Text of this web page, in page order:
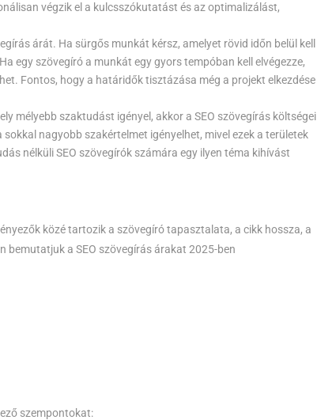
végzik el a kulcsszókutatást és az optimalizálást,
árát. Ha sürgős munkát kérsz, amelyet rövid időn belül kell
egy szövegíró a munkát egy gyors tempóban kell elvégezze,
Fontos, hogy a határidők tisztázása még a projekt elkezdése
mélyebb szaktudást igényel, akkor a SEO szövegírás költségei
nagyobb szakértelmet igényelhet, mivel ezek a területek
nélküli SEO szövegírók számára egy ilyen téma kihívást
közé tartozik a szövegíró tapasztalata, a cikk hossza, a
bemutatjuk a SEO szövegírás árakat 2025-ben
szempontokat: